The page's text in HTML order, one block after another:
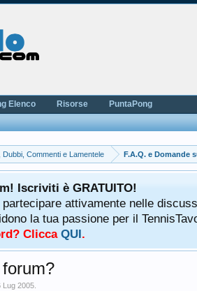
Commenti e Lamentele F.A.Q. e Domande
Iscriviti è GRATUITO!
attivamente nelle
la tua passione per il
Clicca QUI.
Lug 2005
Elenco Risorse PuntaPong